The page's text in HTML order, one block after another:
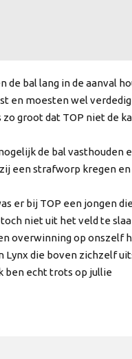
bal lang in de aanval
en moesten wel
groot dat TOP niet de
de bal vasthouden
een strafworp kregen
er bij TOP een jongen
niet uit het veld te
overwinning op onszelf
die boven zichzelf
ben echt trots op jullie